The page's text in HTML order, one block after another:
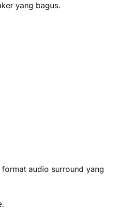
yang bagus.
audio surround yang